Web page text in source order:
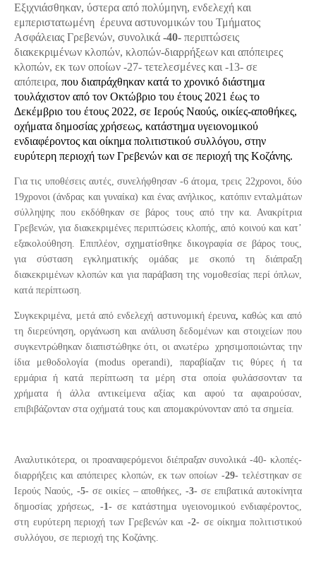
Εξιχνιάσθηκαν, ύστερα από πολύμηνη, ενδελεχή και
εμπεριστατωμένη έρευνα αστυνομικών του Τμήματος
Ασφάλειας Γρεβενών, συνολικά -40- περιπτώσεις
διακεκριμένων κλοπών, κλοπών-διαρρήξεων και απόπειρες
κλοπών, εκ των οποίων -27- τετελεσμένες και -13- σε
απόπειρα, που διαπράχθηκαν κατά το χρονικό διάστημα
τουλάχιστον από τον Οκτώβριο του έτους 2021 έως το
Δεκέμβριο του έτους 2022, σε Ιερούς Ναούς, οικίες-αποθήκες,
οχήματα δημοσίας χρήσεως, κατάστημα υγειονομικού
ενδιαφέροντος και οίκημα πολιτιστικού συλλόγου, στην
ευρύτερη περιοχή των Γρεβενών και σε περιοχή της Κοζάνης.
Για τις υποθέσεις αυτές, συνελήφθησαν -6 άτομα ,τρεις 22χρονοι, δύο
19χρονοι (άνδρας και γυναίκα) και ένας ανήλικος,
κατόπιν ενταλμάτων
σύλληψης που εκδόθηκαν σε βάρος τους από την κα. Ανακρίτρια
Γρεβενών, για διακεκριμένες περιπτώσεις κλοπής, από κοινού και κατ’
εξακολούθηση . Επιπλέον, σχηματίσθηκε δικογραφία σε βάρος τους,
για σύσταση εγκληματικής ομάδας με σκοπό τη διάπραξη
διακεκριμένων κλοπών και για παράβαση της νομοθεσίας περί όπλων,
κατά περίπτωση.
Συγκεκριμένα, μετά από ενδελεχή αστυνομική έρευνα, καθώς και από
τη διερεύνηση, οργάνωση και ανάλυση δεδομένων και στοιχείων που
συγκεντρώθηκαν διαπιστώθηκε ότι, οι ανωτέρω
χρησιμοποιώντας την
ίδια μεθοδολογία (modus operandi),
παραβίαζαν τις θύρες ή τα
ερμάρια ή κατά περίπτωση τα μέρη στα οποία φυλάσσονταν τα
χρήματα ή άλλα αντικείμενα αξίας και αφού τα αφαιρούσαν,
επιβιβάζονταν στα οχήματά τους και απομακρύνονταν από τα σημεία.
Αναλυτικότερα, οι προαναφερόμενοι διέπραξαν συνολικά -40- κλοπές-
διαρρήξεις και απόπειρες κλοπών, εκ των οποίων -29-τελέστηκαν σε
Ιερούς Ναούς, -5-σε οικίες – αποθήκες,-3- σε επιβατικά αυτοκίνητα
δημοσίας χρήσεως, -1-σε κατάστημα υγειονομικού ενδιαφέροντος,
στη ευρύτερη περιοχή των Γρεβενών και -2- σε οίκημα πολιτιστικού
συλλόγου, σε περιοχή της Κοζάνης.